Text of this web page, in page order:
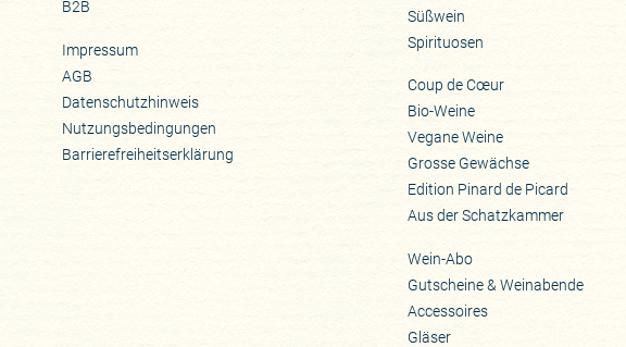
B2B
Impressum
AGB
Datenschutzhinweis
Nutzungsbedingungen
Barrierefreiheitserklärung
Süßwein
Spirituosen
Coup de Cœur
Bio-Weine
Vegane Weine
Grosse Gewächse
Edition Pinard de Picard
Aus der Schatzkammer
Wein-Abo
Gutscheine & Weinabende
Accessoires
Gläser